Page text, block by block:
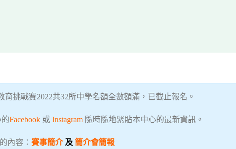
挑戰賽2022共32所中學名額全數額滿，已截止報名。
Facebook 或 Instagram 隨時隨地緊貼本中心的最新資訊。
內容： 賽事簡介 及 簡介會簡報